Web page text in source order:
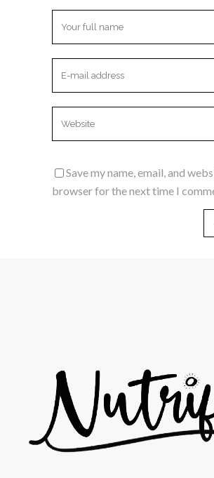
Save my name, email, and
browser for the next time I